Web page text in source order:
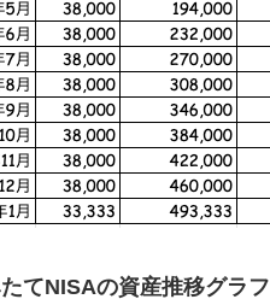
てNISAの資産推移グラ